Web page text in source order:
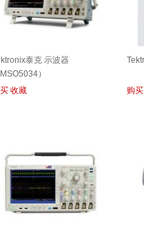
泰克 示波器
MSO5034）
收藏 购买